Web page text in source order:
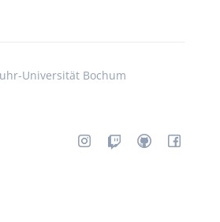
Universität Bochum